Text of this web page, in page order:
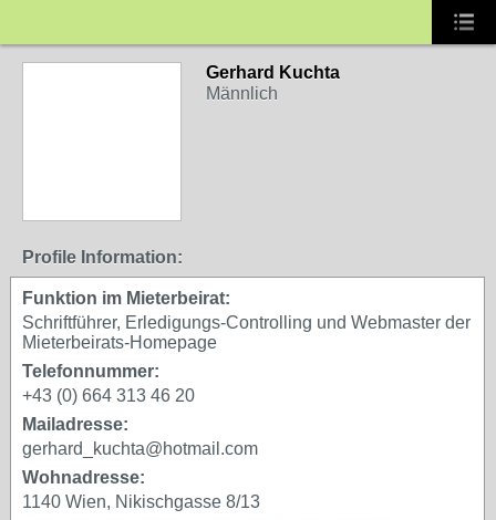
Gerhard Kuchta
Männlich
Profile Information:
Funktion im Mieterbeirat:
Schriftführer, Erledigungs-Controlling und Webmaster der
Mieterbeirats-Homepage
Telefonnummer:
+43 (0) 664 313 46 20
Mailadresse:
gerhard_kuchta@hotmail.com
Wohnadresse:
1140 Wien, Nikischgasse 8/13